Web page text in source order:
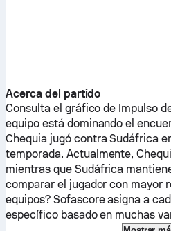
Acerca del partido
Consulta el gráfico de Impulso
equipo está dominando el
Chequia jugó contraSudáfrica
temporada. Actualmente,
mientras que Sudáfrica
comparar el jugador con mayor
equipos? Sofascore asigna a
específico basado en muchas